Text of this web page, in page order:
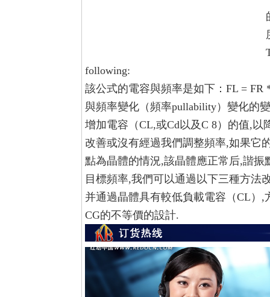
following:
該公式的電容與頻率是如下： FL = FR
與頻率變化（頻率pullability）變化的
增加電容（CL,或Cd以及C 8）的值,
改善或沒有經過我們調整頻率,如果它
點為晶體的情況,該晶體應正常后,諧
目標頻率,我們可以通過以下三種方法
并通過晶體具有較低負載電容（CL）,
CG的不等價的設計.